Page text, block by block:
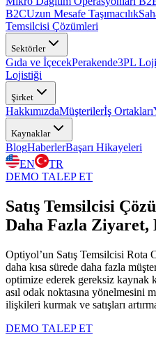
B2CUzun Mesafe Taşımacılık
Temsilcisi Çözümleri
Sektörler
Gıda ve İçecekPerakende3PL
Lojistiği
Şirket
HakkımızdaMüşterilerİş Ortakları
Kaynaklar
BlogHaberlerBaşarı Hikayeleri
EN
TR
DEMO TALEP ET
Satış Temsilcisi
Daha Fazla Ziyaret,
Optiyol’un Satış Temsilcisi
daha kısa sürede daha fazla
optimize ederek gereksiz kaynak
asıl odak noktasına yönelmesini
ilişkileri kurmak ve satışları
DEMO TALEP ET